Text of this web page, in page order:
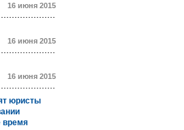
16 июня 2015
16 июня 2015
16 июня 2015
юристы
время